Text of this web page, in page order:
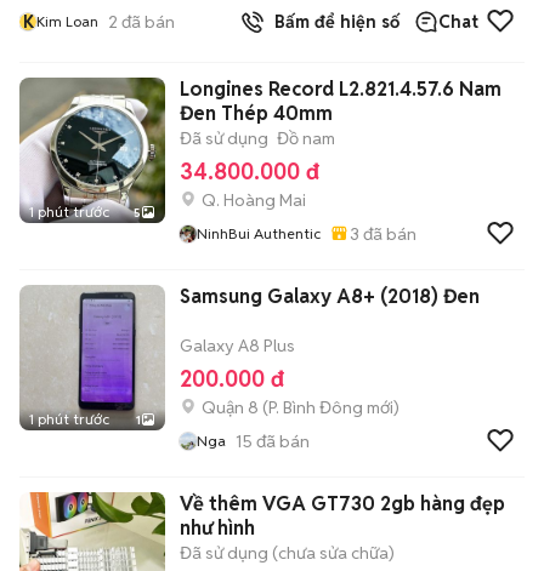
KKim Loan 2 đã bán Bấm để hiện số Chat
1 phút trước 5
Longines Record L2.821.4.57.6 Nam
Đen Thép 40mm
Đã sử dụng Đồ nam
34.800.000 đ
Q. Hoàng Mai
NinhBui Authentic 3 đã bán
1 phút trước 1
Samsung Galaxy A8+ (2018) Đen
Galaxy A8 Plus
200.000 đ
Quận 8 (P. Bình Đông mới)
Nga 15 đã bán
Về thêm VGA GT730 2gb hàng đẹp
như hình
Đã sử dụng (chưa sửa chữa)